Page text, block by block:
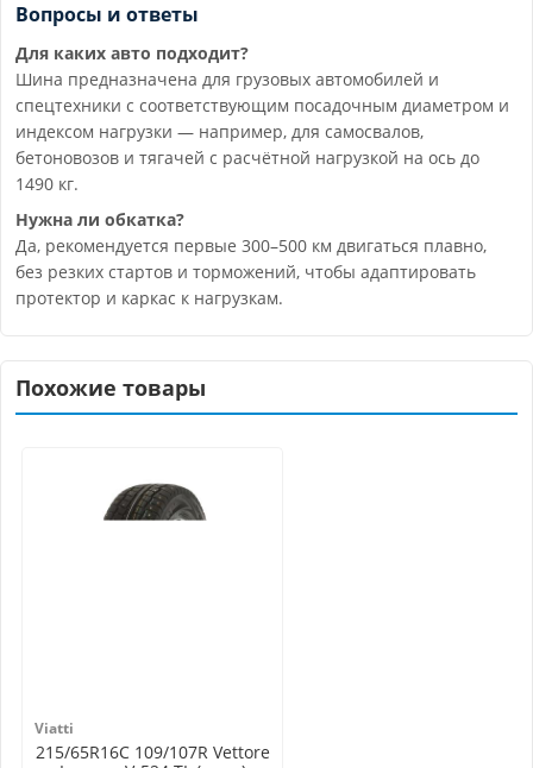
Вопросы и ответы
Для каких авто подходит?
Шина предназначена для грузовых автомобилей и
спецтехники с соответствующим посадочным диаметром и
индексом нагрузки — например, для самосвалов,
бетоновозов и тягачей с расчётной нагрузкой на ось до
1490 кг.
Нужна ли обкатка?
Да, рекомендуется первые 300–500 км двигаться плавно,
без резких стартов и торможений, чтобы адаптировать
протектор и каркас к нагрузкам.
Похожие товары
Viatti
215/65R16C 109/107R Vettore